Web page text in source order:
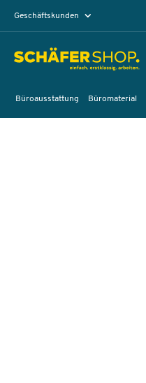
Geschäftskunden
Büroausstattung Büromaterial